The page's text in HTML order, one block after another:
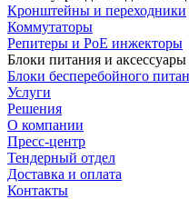
Кронштейны и переходники
Коммутаторы
Репитеры и PoE инжекторы
Блоки питания и аксессуары
Блоки бесперебойного
Услуги
Решения
О компании
Пресс-центр
Тендерный отдел
Доставка и оплата
Контакты